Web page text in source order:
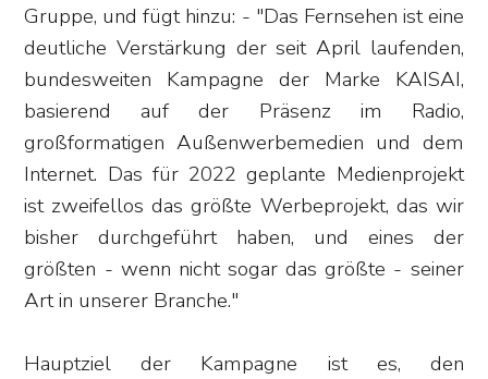
Gruppe, und fügt hinzu: - "Das Fernsehen ist eine
deutliche Verstärkung der seit April laufenden,
bundesweiten Kampagne der Marke KAISAI,
basierend auf der Präsenz im Radio,
großformatigen Außenwerbemedien und dem
Internet. Das für 2022 geplante Medienprojekt
ist zweifellos das größte Werbeprojekt, das wir
bisher durchgeführt haben, und eines der
größten - wenn nicht sogar das größte - seiner
Art in unserer Branche."
Hauptziel der Kampagne ist es, den